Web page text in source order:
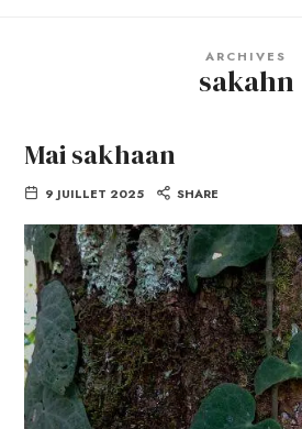
ARCHIVES
sakahn
Mai sakhaan
9 JUILLET 2025 SHARE